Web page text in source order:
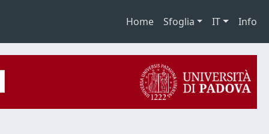
Home Sfoglia IT Info